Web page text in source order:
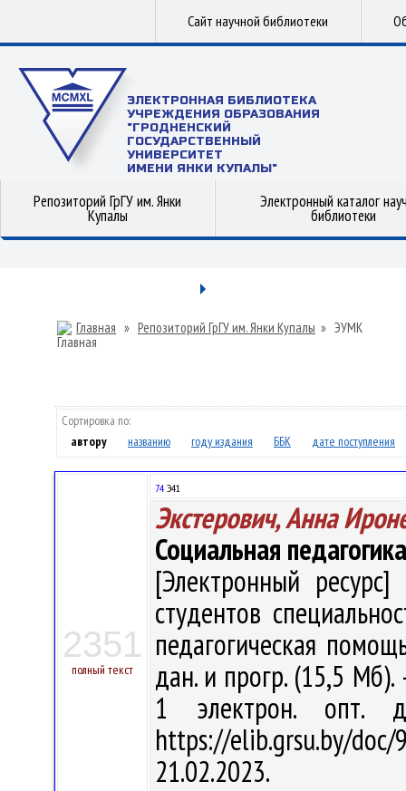
Сайт научной библиотеки
ЭЛЕКТРОННАЯ БИБЛИОТЕКА
УЧРЕЖДЕНИЯ ОБРАЗОВАНИЯ
"ГРОДНЕНСКИЙ
ГОСУДАРСТВЕННЫЙ
УНИВЕРСИТЕТ
ИМЕНИ ЯНКИ КУПАЛЫ"
Репозиторий ГрГУ им. Янки
Купалы
Электронный каталог
библиотеки
Главная » Репозиторий ГрГУ им. Янки Купалы » ЭУМК
Сортировка по:
автору
названию году издания ББК дате поступления
2351
полный текст
74 Э41
Экстерович, Анна
Социальная педагогика
[Электронный
студентов
педагогическая
дан. и прогр. (15,5
1 электрон. опт.
https://elib.grsu.by/
21.02.2023.